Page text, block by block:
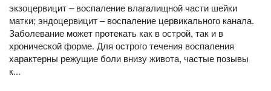
экзоцервицит – воспаление влагалищной части шейки
матки; эндоцервицит – воспаление цервикального канала.
Заболевание может протекать как в острой, так и в
хронической форме. Для острого течения воспаления
характерны режущие боли внизу живота, частые позывы
к...